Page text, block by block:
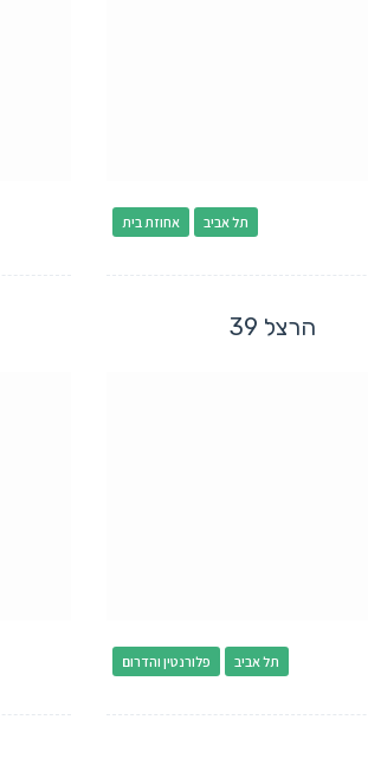
אחוזת בית תל אביב
הרצל 39
פלורנטין והדרום תל אביב